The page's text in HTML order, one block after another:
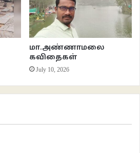
மா.அண்ணாமலை
கவிதைகள்
July 10, 2026